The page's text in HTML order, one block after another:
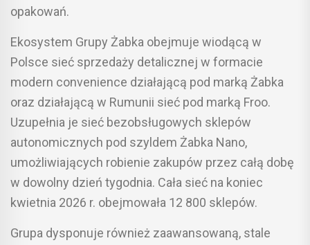
opakowań.
Ekosystem Grupy Żabka obejmuje wiodącą w
Polsce sieć sprzedaży detalicznej w formacie
modern convenience działającą pod marką Żabka
oraz działającą w Rumunii sieć pod marką Froo.
Uzupełnia je sieć bezobsługowych sklepów
autonomicznych pod szyldem Żabka Nano,
umożliwiających robienie zakupów przez całą dobę
w dowolny dzień tygodnia. Cała sieć na koniec
kwietnia 2026 r. obejmowała 12 800 sklepów.
Grupa dysponuje również zaawansowaną, stale